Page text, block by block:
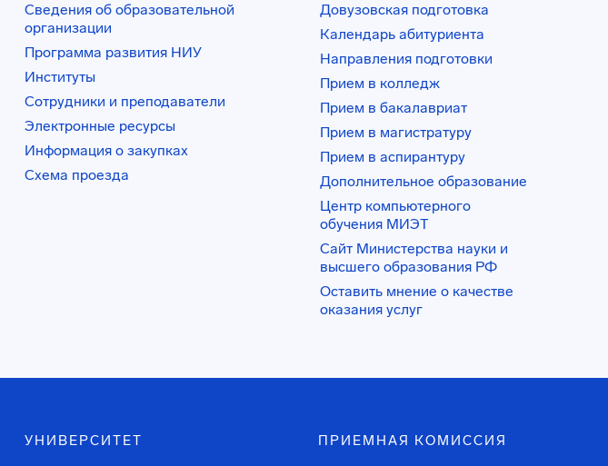
Сведения об образовательной
организации
Программа развития НИУ
Институты
Сотрудники и преподаватели
Электронные ресурсы
Информация о закупках
Схема проезда
Довузовская подготовка
Календарь абитуриента
Направления подготовки
Прием в колледж
Прием в бакалавриат
Прием в магистратуру
Прием в аспирантуру
Дополнительное образование
Центр компьютерного
обучения МИЭТ
Сайт Министерства науки и
высшего образования РФ
Оставить мнение о качестве
оказания услуг
УНИВЕРСИТЕТ ПРИЕМНАЯ КОМИССИЯ